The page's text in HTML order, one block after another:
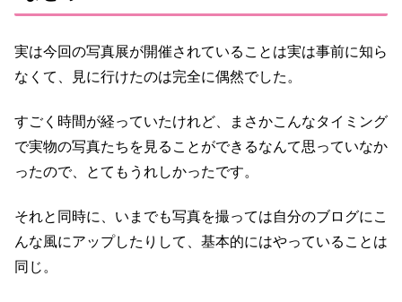
実は今回の写真展が開催されていることは実は事前に知ら
なくて、見に行けたのは完全に偶然でした。
すごく時間が経っていたけれど、まさかこんなタイミング
で実物の写真たちを見ることができるなんて思っていなか
ったので、とてもうれしかったです。
それと同時に、いまでも写真を撮っては自分のブログにこ
んな風にアップしたりして、基本的にはやっていることは
同じ。